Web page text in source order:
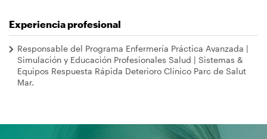
Experiencia profesional
Responsable del Programa Enfermería Práctica Avanzada |
Simulación y Educación Profesionales Salud | Sistemas &
Equipos Respuesta Rápida Deterioro Clínico Parc de Salut
Mar.